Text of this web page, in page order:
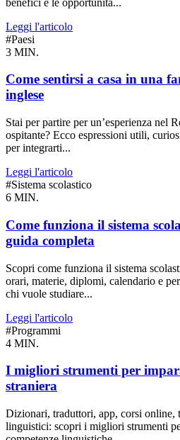
Leggi l'articolo
#Paesi
3 MIN.
Come sentirsi a casa in una
inglese
Stai per partire per un’esperienza nel
ospitante? Ecco espressioni utili,
per integrarti...
Leggi l'articolo
#Sistema scolastico
6 MIN.
Come funziona il sistema
guida completa
Scopri come funziona il sistema
orari, materie, diplomi, calendario e
chi vuole studiare...
Leggi l'articolo
#Programmi
4 MIN.
I migliori strumenti per
straniera
Dizionari, traduttori, app, corsi online,
linguistici: scopri i migliori strumenti